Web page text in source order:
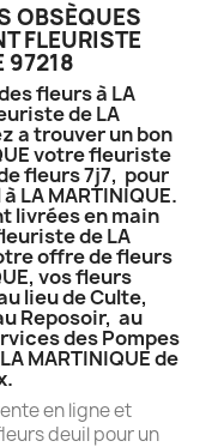
OBSÈQUES
FLEURISTE
97218
fleurs à LA
de LA
a trouver un bon
votre fleuriste
fleurs 7j7, pour
LA MARTINIQUE.
livrées en main
de LA
offre de fleurs
vos fleurs
lieu de Culte,
Reposoir, au
des Pompes
MARTINIQUE de
en ligne et
deuil pour un